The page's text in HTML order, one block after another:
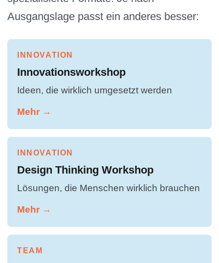
Ausgangslage passt ein anderes besser:
INNOVATION
Innovationsworkshop
Ideen, die wirklich umgesetzt werden
Mehr →
INNOVATION
Design Thinking Workshop
Lösungen, die Menschen wirklich brauchen
Mehr →
TEAM